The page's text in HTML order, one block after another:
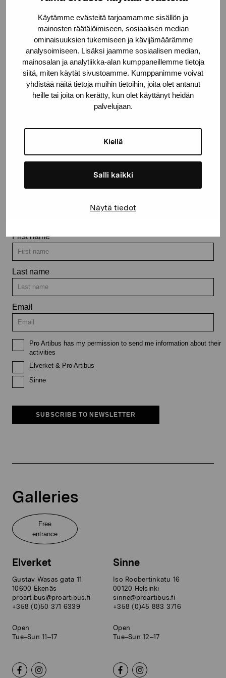
Käytämme evästeitä tarjoamamme sisällön ja
mainosten räätälöimiseen, sosiaalisen median
ominaisuuksien tukemiseen ja kävijämäärämme
analysoimiseen. Lisäksi jaamme sosiaalisen median,
mainosalan ja analytiikka-alan kumppaneillemme tietoja
siitä, miten käytät sivustoamme. Kumppanimme voivat
yhdistää näitä tietoja muihin tietoihin, joita olet antanut
heille tai joita on kerätty, kun olet käyttänyt heidän
palvelujaan.
Kiellä
Salli kaikki
Näytä tiedot
Gustav Wasas gata 11
10600 Ekenäs
proartibus@proartibus.fi
+358 (0)50 371 6339
Contact us
Stay up-to-date on our
exhibitions and events
First name
Last name
Email
Pro Artibus has my permission to send me information about their
activities
Elverket & Pro Artibus
Sinne
SUBSCRIBE TO NEWSLETTER
Galleries
Free
entrance
Elverket
Gustav Wasas gata 11
10600 Ekenäs
proartibus@proartibus.fi
+358 (0)50 371 6339
Open
Tue–Sun 11–17
Sinne
Iso Roobertinkatu 16
00120 Helsinki
sinne@proartibus.fi
+358 (0)45 883 3716
Open
Tue–Sun 12–17